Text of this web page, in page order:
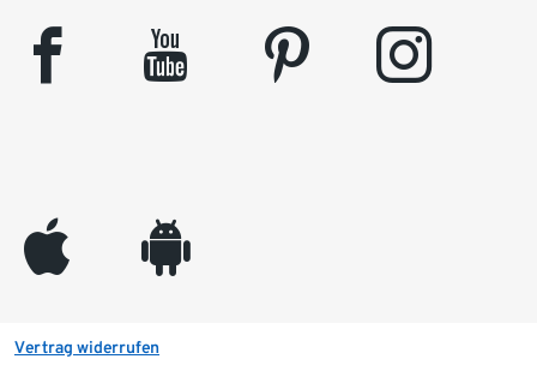
facebook youtube pinterest instagram
appleinc android
Vertrag widerrufen